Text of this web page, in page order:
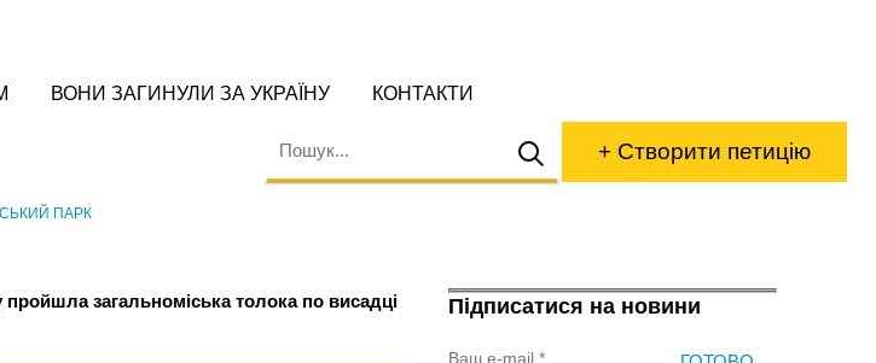
ВОНИ ЗАГИНУЛИ ЗА УКРАЇНУ КОНТАКТИ
+ Створити петицію
ПАРК
Підписатися на новини
пройшла загальноміська толока по висадці